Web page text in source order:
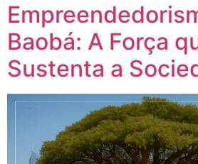
Baobá: A Força
Sustenta a